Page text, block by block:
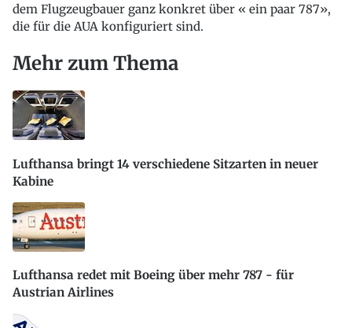
dem Flugzeugbauer ganz konkret über « ein paar 787»,
die für die AUA konfiguriert sind.
Mehr zum Thema
Lufthansa bringt 14 verschiedene Sitzarten in neuer
Kabine
Lufthansa redet mit Boeing über mehr 787 - für
Austrian Airlines